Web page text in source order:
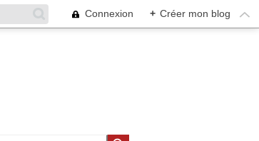
Connexion + Créer mon blog